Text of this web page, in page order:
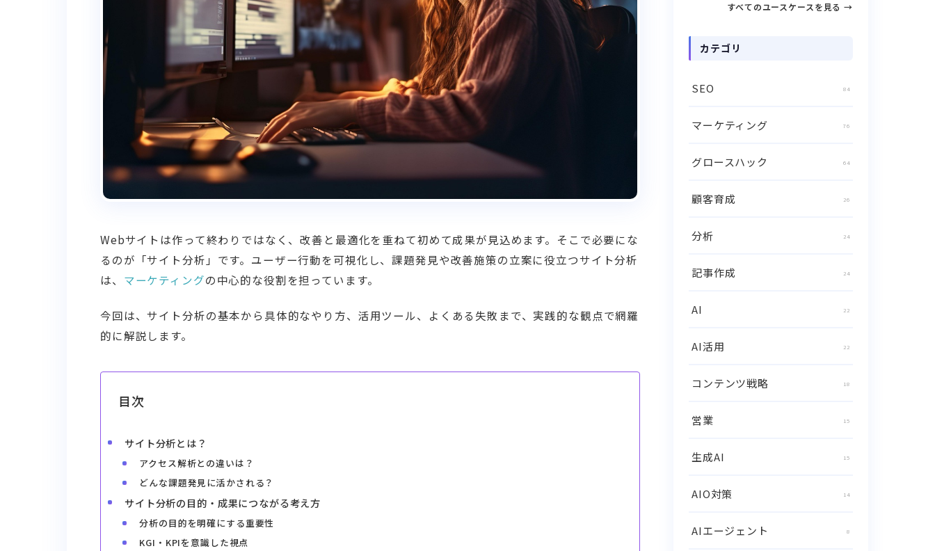
Webサイトは作って終わりではなく、改善と最適化を重ねて初めて成果が見込めます。そこで必要にな
るのが「サイト分析」です。ユーザー行動を可視化し、課題発見や改善施策の立案に役立つサイト分析
は、 マーケティングの中心的な役割を担っています。
今回は、サイト分析の基本から具体的なやり方、活用ツール、よくある失敗まで、実践的な観点で網羅
的に解説します。
目次
サイト分析とは？
アクセス解析との違いは？
どんな課題発見に活かされる？
サイト分析の目的・成果につながる考え方
分析の目的を明確にする重要性
KGI・KPIを意識した視点
すべてのユースケースを見る →
カテゴリ
SEO 84
マーケティング 76
グロースハック 64
顧客育成 26
分析 24
記事作成 24
AI 22
AI活用 22
コンテンツ戦略 18
営業 15
生成AI 15
AIO対策 14
AIエージェント 8